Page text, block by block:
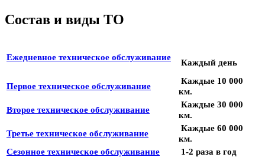
Состав и виды ТО
Ежедневное техническое обслуживание
Каждый день
Первое техническое обслуживание
Каждые 10 000
км.
Второе техническое обслуживание
Каждые 30 000
км.
Третье техническое обслуживание
Каждые 60 000
км.
Сезонное техническое обслуживание
1-2 раза в год